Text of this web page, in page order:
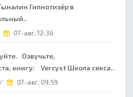
Гипнотизёр в
07-авг, 12:36
Озвучьте,
книгу: Vercyst Школа секса..
07-авг, 09:59